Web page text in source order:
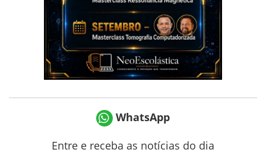
WhatsApp
Entre e receba as notícias do dia